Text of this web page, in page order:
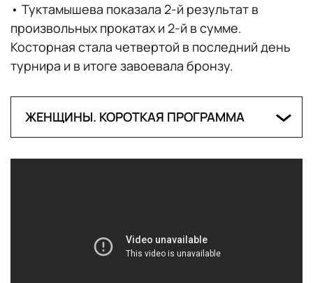
• Туктамышева показала 2-й результат в
произвольных прокатах и 2-й в сумме.
Косторная стала четвертой в последний день
турнира и в итоге завоевала бронзу.
ЖЕНЩИНЫ. КОРОТКАЯ ПРОГРАММА
3. Камила Валиева (Россия) — 74,93